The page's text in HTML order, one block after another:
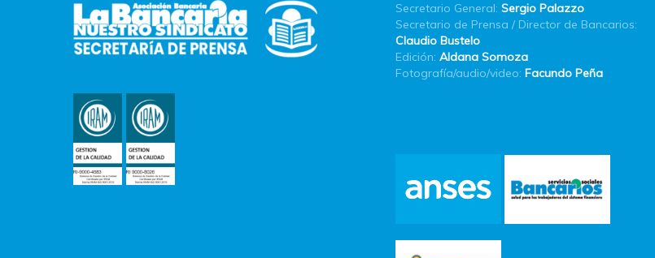
Secretario General: Sergio Palazzo
Secretario de Prensa / Director de Bancarios:
Claudio Bustelo
Edición: Aldana Somoza
Fotografía/audio/video: Facundo Peña